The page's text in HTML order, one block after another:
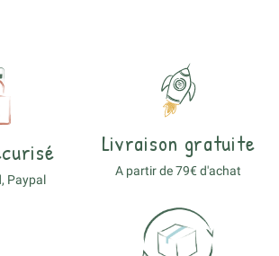
Paypal
Livraison gratuite
A partir de 79€ d'achat